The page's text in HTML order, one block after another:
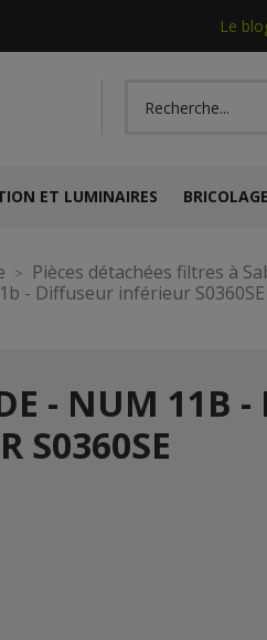
Le
ET LUMINAIRES
Pièces détachées filtres à
- Diffuseur inférieur S0360SE
- NUM 11B -
S0360SE